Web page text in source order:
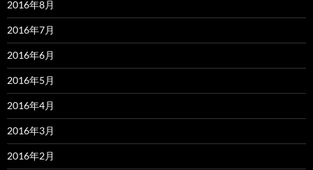
2016年8月
2016年7月
2016年6月
2016年5月
2016年4月
2016年3月
2016年2月